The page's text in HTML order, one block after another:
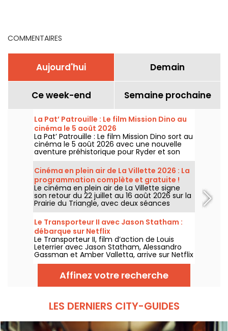
COMMENTAIRES
Aujourd'hui Demain
Ce week-end Semaine prochaine
La Pat’ Patrouille : Le film Mission Dino au
cinéma le 5 août 2026
La Pat’ Patrouille : Le film Mission Dino sort au
cinéma le 5 août 2026 avec une nouvelle
aventure préhistorique pour Ryder et son
équipe.
Cinéma en plein air de La Villette 2026 : La
programmation complète et gratuite !
Le cinéma en plein air de La Villette signe
son retour du 22 juillet au 16 août 2026 sur la
Prairie du Triangle, avec deux séances
gratuites par jour, à 18h et 21h. Pour cette
35e édition, le festival met à l’honneur le
thème “L’appel de la forêt”. Découvrez la
programmation complète et gratuite !
Le Transporteur II avec Jason Statham :
débarque sur Netflix
Le Transporteur II, film d’action de Louis
Leterrier avec Jason Statham, Alessandro
Gassman et Amber Valletta, arrive sur Netflix
le 29 juillet 2026.
Affinez votre recherche
LES DERNIERS CITY-GUIDES